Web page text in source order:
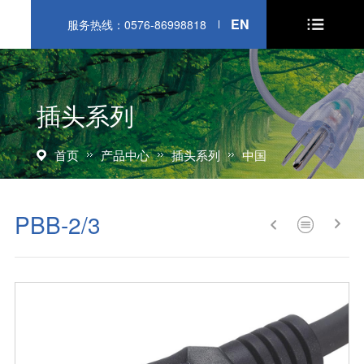
插头系列
首页 产品中心 插头系列 中国
服务热线：0576-86998818 EN
PBB-2/3   